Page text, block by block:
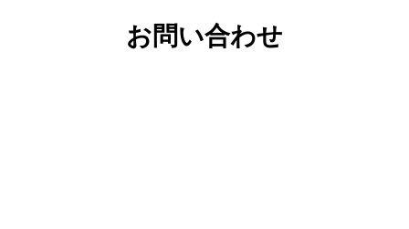
お問い合わせ